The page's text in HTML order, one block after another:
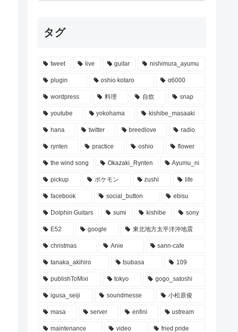
タグ
tweet live guitar nishimura_ayumu
plugin oshio kotaro α6000
wordpress 料理 自炊 snap
youtube yokohama kishibe_masaaki
hana twitter breedlove radio
rynten practice oshio flower
the wind song Okazaki_Rynten Ayumu_ni
pickup ポケモン zushi life
facebook social_button ebisu
Dolphin Guitars sumi kishibe sony
E52 google 東北地方太平洋沖地震
christmas Anie sann-cafe
tanaka_akihiro tsubasa 109
publishToMixi tokyo gogo_satoshi
igusa_seiji soundmesse 小松原俊
masa server enfini ustream
maintenance video fried pride